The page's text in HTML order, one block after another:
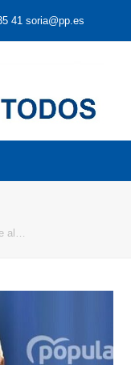
41 soria@pp.es
al…